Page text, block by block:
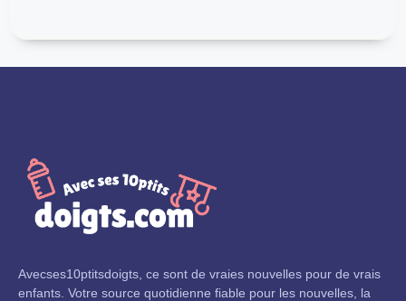
Avecses10ptitsdoigts, ce sont de vraies nouvelles pour de vrais
enfants. Votre source quotidienne fiable pour les nouvelles, la